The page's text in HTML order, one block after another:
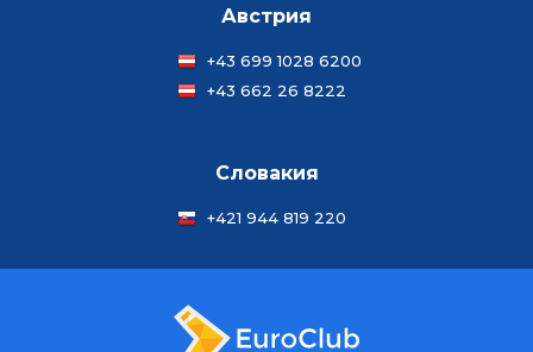
Австрия
+43 699 1028 6200
+43 662 26 8222
Словакия
+421 944 819 220